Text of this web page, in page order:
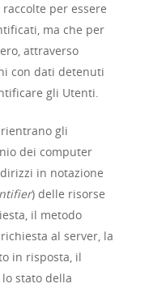
per essere
ma che per
attraverso
con dati detenuti
gli Utenti.
gli
dei computer
in notazione
) delle risorse
il metodo
al server, la
in risposta, il
stato della